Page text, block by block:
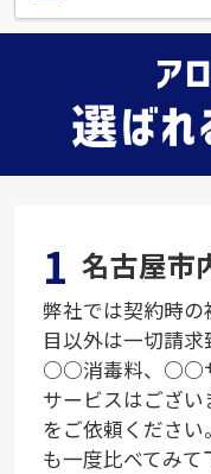
1 名古屋市
弊社では契約時
目以外は一切請求
○○消毒料、○○
サービスはござい
をご依頼くださ
も一度比べてみて